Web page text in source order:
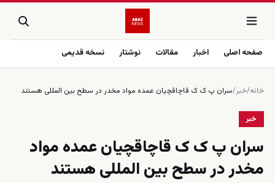
صفحه اصلی اخبار مقالات نوشتار نسخه قدیمی
خانه/خبر/سران پ ک ک قاچاقچیان عمده مواد مخدر در سطح بین المللی هستند
خبر
سران پ ک ک قاچاقچیان عمده مواد
مخدر در سطح بین المللی هستند